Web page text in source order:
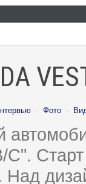
· Фото ·
Над